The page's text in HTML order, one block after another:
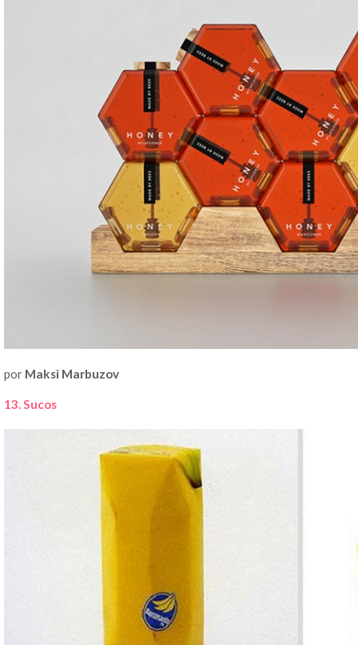
por Maksi Marbuzov
13. Sucos